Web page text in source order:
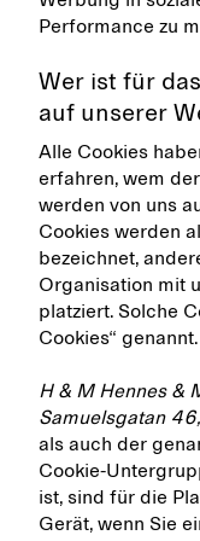
Performance zu
Wer ist für
auf unserer
Alle Cookies
erfahren, wem
werden von uns
Cookies werden
bezeichnet,
Organisation mit
platziert. Solche
Cookies“ genannt.
H & M Hennes &
Samuelsgatan
als auch der
Cookie-
ist, sind für die
Gerät, wenn Sie